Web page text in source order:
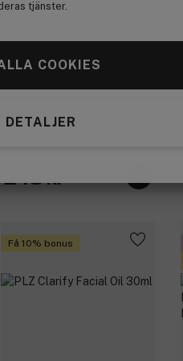
tjänster.
COOKIES
Body Lotion Silky Mist 275ml
248 kr
Få 10% bonus